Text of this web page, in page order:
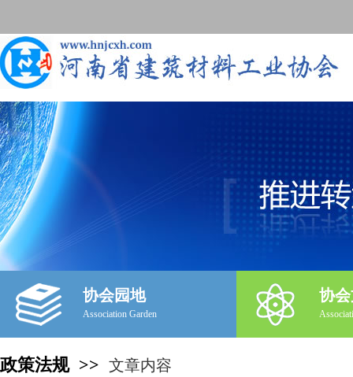
协会园地
Association Garden
协
政策法规 >> 文章内容